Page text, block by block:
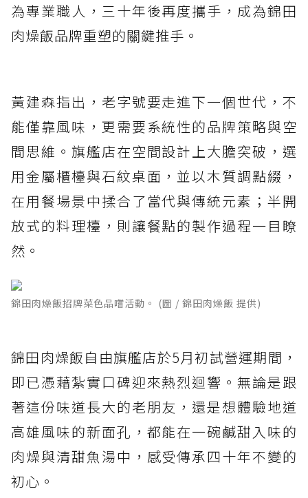
為專業職人，三十年後再度攜手，成為錦田
肉燥飯品牌重塑的關鍵推手。
黃建森指出，老字號要走進下一個世代，不
能僅靠風味，更需要系統性的品牌策略與空
間思維。旗艦店在空間設計上大膽突破，選
用金屬櫃檯與石紋桌面，並以木質調點綴，
在用餐場景中揉合了當代與傳統元素；半開
放式的料理檯，則讓餐點的製作過程一目瞭
然。
錦田肉燥飯招牌菜色品嚐活動。 (圖 / 錦田肉燥飯 提供)
錦田肉燥飯自由旗艦店於5月初試營運期間，
即已憑藉紮實口碑迎來熱烈迴響。無論是跟
著這份味道長大的老朋友，還是想體驗地道
高雄風味的新面孔，都能在一碗鹹甜入味的
肉燥與清甜魚湯中，感受傳承四十年不變的
初心。